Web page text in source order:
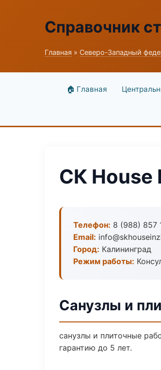
Справочник
Главная » Северо-Западный
🏠 Главная
СК House
Телефон: 8 (988) 857
Email:
Город: Калининград
Режим работы:
Санузлы и
санузлы и плиточные
гарантию до 5 лет.